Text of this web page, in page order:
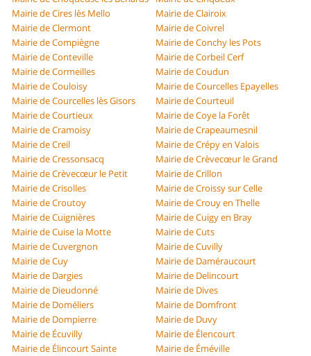
Mairie de Cires lès Mello
Mairie de Clairoix
Mairie de Clermont
Mairie de Coivrel
Mairie de Compiègne
Mairie de Conchy les Pots
Mairie de Conteville
Mairie de Corbeil Cerf
Mairie de Cormeilles
Mairie de Coudun
Mairie de Couloisy
Mairie de Courcelles Epayelles
Mairie de Courcelles lès Gisors
Mairie de Courteuil
Mairie de Courtieux
Mairie de Coye la Forêt
Mairie de Cramoisy
Mairie de Crapeaumesnil
Mairie de Creil
Mairie de Crépy en Valois
Mairie de Cressonsacq
Mairie de Crèvecœur le Grand
Mairie de Crèvecœur le Petit
Mairie de Crillon
Mairie de Crisolles
Mairie de Croissy sur Celle
Mairie de Croutoy
Mairie de Crouy en Thelle
Mairie de Cuignières
Mairie de Cuigy en Bray
Mairie de Cuise la Motte
Mairie de Cuts
Mairie de Cuvergnon
Mairie de Cuvilly
Mairie de Cuy
Mairie de Daméraucourt
Mairie de Dargies
Mairie de Delincourt
Mairie de Dieudonné
Mairie de Dives
Mairie de Doméliers
Mairie de Domfront
Mairie de Dompierre
Mairie de Duvy
Mairie de Écuvilly
Mairie de Élencourt
Mairie de Élincourt Sainte
Mairie de Éméville